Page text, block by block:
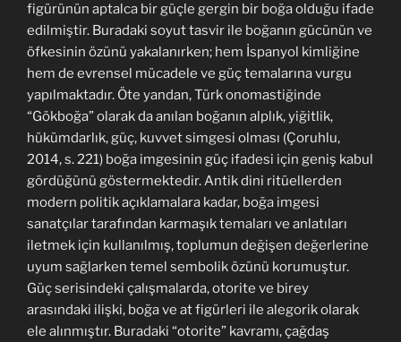
figürünün aptalca bir güçle gergin bir boğa olduğu ifade
edilmiştir. Buradaki soyut tasvir ile boğanın gücünün ve
öfkesinin özünü yakalanırken; hem İspanyol kimliğine
hem de evrensel mücadele ve güç temalarına vurgu
yapılmaktadır. Öte yandan, Türk onomastiğinde
“Gökboğa” olarak da anılan boğanın alplık, yiğitlik,
hükümdarlık, güç, kuvvet simgesi olması (Çoruhlu,
2014, s. 221) boğa imgesinin güç ifadesi için geniş kabul
gördüğünü göstermektedir. Antik dini ritüellerden
modern politik açıklamalara kadar, boğa imgesi
sanatçılar tarafından karmaşık temaları ve anlatıları
iletmek için kullanılmış, toplumun değişen değerlerine
uyum sağlarken temel sembolik özünü korumuştur.
Güç serisindeki çalışmalarda, otorite ve birey
arasındaki ilişki, boğa ve at figürleri ile alegorik olarak
ele alınmıştır. Buradaki “otorite” kavramı, çağdaş